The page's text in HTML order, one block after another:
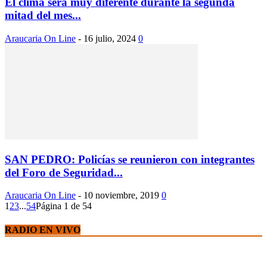
mitad del mes...
Araucaria On Line - 16 julio, 2024 0
SAN PEDRO: Policías se reunieron con integrantes
del Foro de Seguridad...
Araucaria On Line - 10 noviembre, 2019 0
1 23...54Página 1 de 54
RADIO EN VIVO